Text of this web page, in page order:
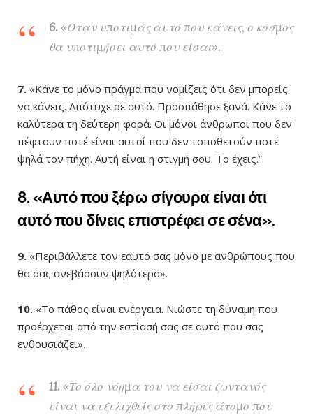
6.«Όταν υποτιμάς αυτό που κάνεις, ο κόσμος
θα υποτιμήσει αυτό που είσαι».
7. «Κάνε το μόνο πράγμα που νομίζεις ότι δεν μπορείς
να κάνεις. Απότυχε σε αυτό. Προσπάθησε ξανά. Κάνε το
καλύτερα τη δεύτερη φορά. Οι μόνοι άνθρωποι που δεν
πέφτουν ποτέ είναι αυτοί που δεν τοποθετούν ποτέ
ψηλά τον πήχη. Αυτή είναι η στιγμή σου. Το έχεις.”
8.«Αυτό που ξέρω σίγουρα είναι ότι
αυτό που δίνεις επιστρέφει σε σένα».
9. «Περιβάλλετε τον εαυτό σας μόνο με ανθρώπους που
θα σας ανεβάσουν ψηλότερα».
10. «Το πάθος είναι ενέργεια. Νιώστε τη δύναμη που
προέρχεται από την εστίασή σας σε αυτό που σας
ενθουσιάζει».
11.«Το όλο νόημα του να είσαι ζωντανός
είναι να εξελιχθείς στο πλήρες άτομο που